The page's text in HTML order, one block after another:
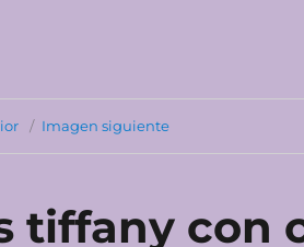
Imagen siguiente
tiffany con